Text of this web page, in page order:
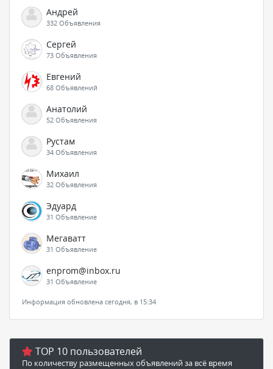
Андрей
332 Объявления
Сергей
73 Объявления
Евгений
68 Объявлений
Анатолий
52 Объявления
Рустам
34 Объявления
Михаил
32 Объявления
Эдуард
31 Объявление
Мегаватт
31 Объявление
enprom@inbox.ru
31 Объявление
Информация обновлена сегодня, в 15:34
TOP 10 пользователей
По количеству размещенных объявлений за всё время